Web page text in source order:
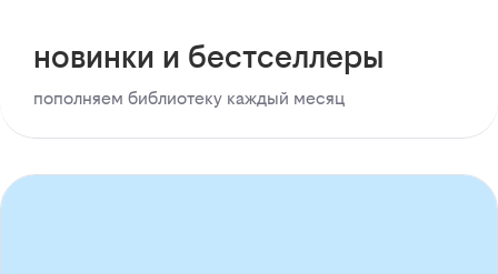
новинки и бестселлеры
пополняем библиотеку каждый месяц